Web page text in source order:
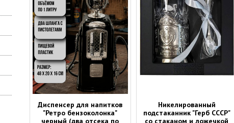
Диспенсер для напитков
"Ретро бензоколонка"
черный (два отсека по
Никелированный
подстаканник "Герб СССР"
со стаканом и ложечкой